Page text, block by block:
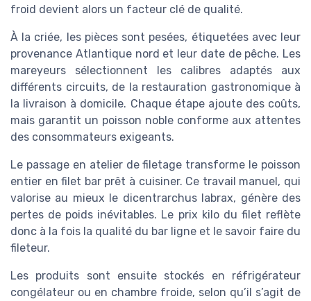
froid devient alors un facteur clé de qualité.
À la criée, les pièces sont pesées, étiquetées avec leur
provenance Atlantique nord et leur date de pêche. Les
mareyeurs sélectionnent les calibres adaptés aux
différents circuits, de la restauration gastronomique à
la livraison à domicile. Chaque étape ajoute des coûts,
mais garantit un poisson noble conforme aux attentes
des consommateurs exigeants.
Le passage en atelier de filetage transforme le poisson
entier en filet bar prêt à cuisiner. Ce travail manuel, qui
valorise au mieux le dicentrarchus labrax, génère des
pertes de poids inévitables. Le prix kilo du filet reflète
donc à la fois la qualité du bar ligne et le savoir faire du
fileteur.
Les produits sont ensuite stockés en réfrigérateur
congélateur ou en chambre froide, selon qu’il s’agit de